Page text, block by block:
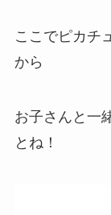
ここでピカチ
から
お子さんと一
とね！